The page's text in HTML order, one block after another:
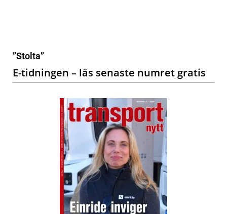
”Stolta”
E-tidningen – läs senaste numret gratis